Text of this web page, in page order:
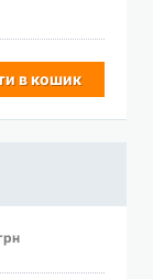
в кошик